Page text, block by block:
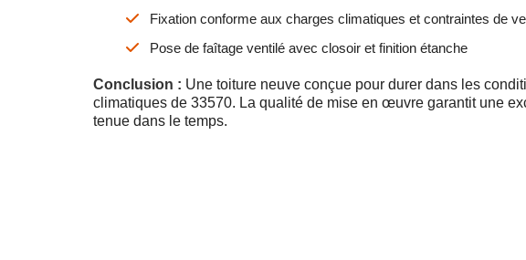
Fixation conforme aux charges climatiques et contraintes de
Pose de faîtage ventilé avec closoir et finition étanche
Conclusion : Une toiture neuve conçue pour durer dans les
climatiques de 33570. La qualité de mise en œuvre garantit une
tenue dans le temps.